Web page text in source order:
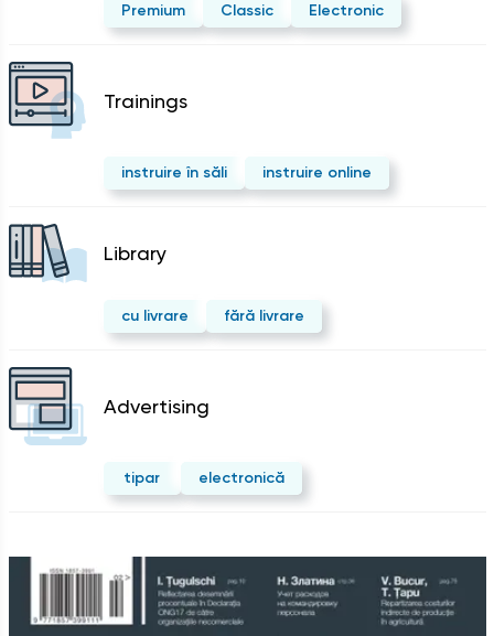
Premium Classic Electronic
Trainings
instruire în săli instruire online
Library
cu livrare fără livrare
Advertising
tipar electronică